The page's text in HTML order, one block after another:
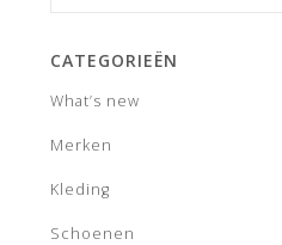
CATEGORIEËN
What’s new
Merken
Kleding
Schoenen